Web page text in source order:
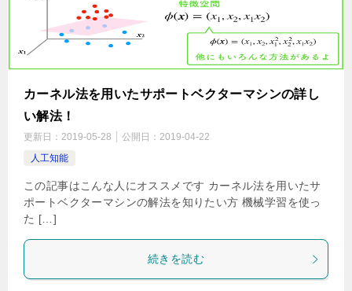
カーネル法を用いたサポートベクターマシンの詳し
い解法！
更新日： 2019-05-28 公開日： 2019-04-22
人工知能
この記事はこんな人にオススメです カーネル法を用いたサ
ポートベクターマシンの解法を知りたい方 機械学習を使っ
た […]
続きを読む